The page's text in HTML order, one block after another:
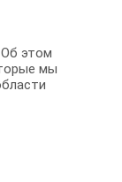
этом
мы